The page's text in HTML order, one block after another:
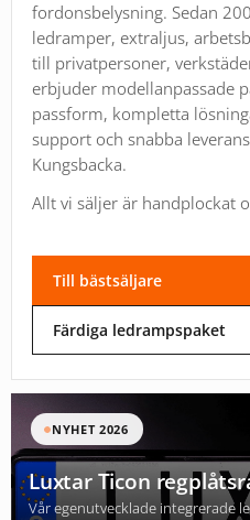
fordonsbelysning. Sedan
ledramper, extraljus,
till privatpersoner,
erbjuder modellanpassade
passform, kompletta
support och snabba
Kungsbacka.
Allt vi säljer är handplockat
Till bästsäljare
Färdiga ledrampspaket
NYHET 2026
Luxtar Ticon
Vår egenutvecklade integrerade